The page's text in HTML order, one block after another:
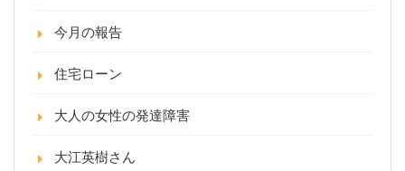
今月の報告
住宅ローン
大人の女性の発達障害
大江英樹さん